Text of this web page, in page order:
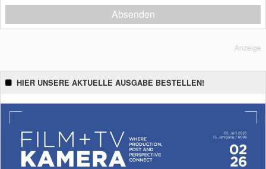
Absenden
Anzeige
HIER UNSERE AKTUELLE AUSGABE BESTELLEN!